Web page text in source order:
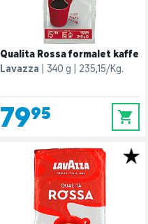
Qualita Rossa formalet kaffe
Lavazza
340 g 235,15/Kg.
79,95 0